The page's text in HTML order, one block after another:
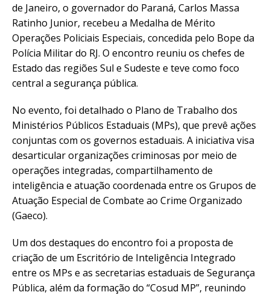
de Janeiro, o governador do Paraná, Carlos Massa
Ratinho Junior, recebeu a Medalha de Mérito
Operações Policiais Especiais, concedida pelo Bope da
Polícia Militar do RJ. O encontro reuniu os chefes de
Estado das regiões Sul e Sudeste e teve como foco
central a segurança pública.
No evento, foi detalhado o Plano de Trabalho dos
Ministérios Públicos Estaduais (MPs), que prevê ações
conjuntas com os governos estaduais. A iniciativa visa
desarticular organizações criminosas por meio de
operações integradas, compartilhamento de
inteligência e atuação coordenada entre os Grupos de
Atuação Especial de Combate ao Crime Organizado
(Gaeco).
Um dos destaques do encontro foi a proposta de
criação de um Escritório de Inteligência Integrado
entre os MPs e as secretarias estaduais de Segurança
Pública, além da formação do “Cosud MP”, reunindo